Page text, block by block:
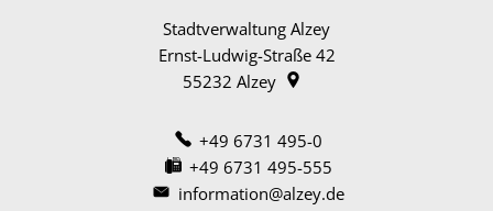
Stadtverwaltung Alzey
Ernst-Ludwig-Straße 42
55232 Alzey
+49 6731 495-0
+49 6731 495-555
information@alzey.de